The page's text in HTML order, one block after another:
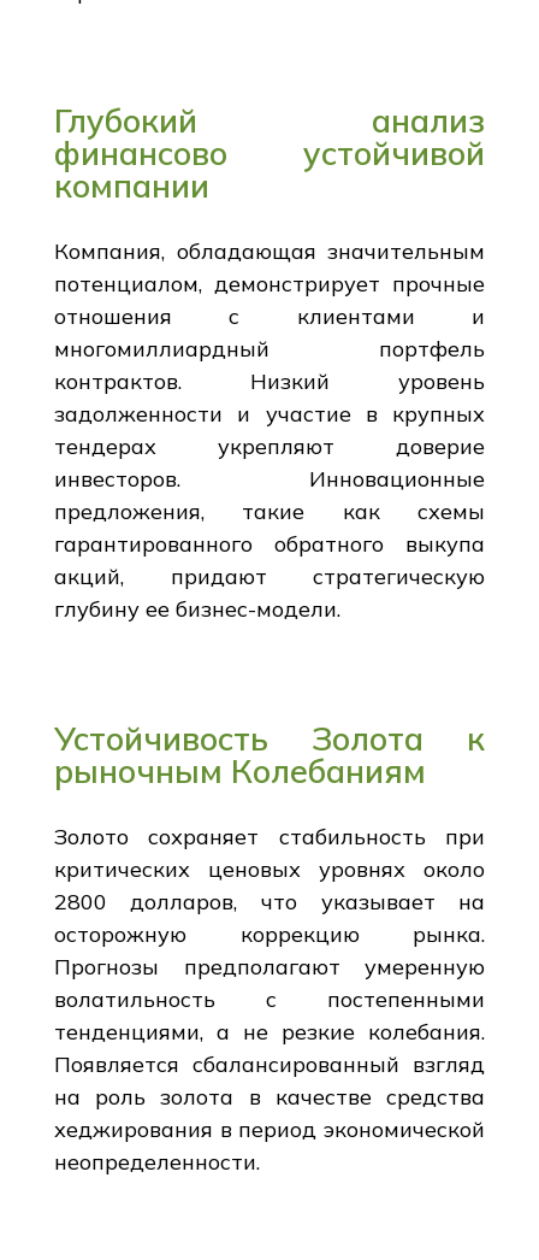
Глубокий анализ
финансово устойчивой
компании
Компания, обладающая значительным
потенциалом, демонстрирует прочные
отношения с клиентами и
многомиллиардный портфель
контрактов. Низкий уровень
задолженности и участие в крупных
тендерах укрепляют доверие
инвесторов. Инновационные
предложения, такие как схемы
гарантированного обратного выкупа
акций, придают стратегическую
глубину ее бизнес-модели.
Устойчивость Золота к
рыночным Колебаниям
Золото сохраняет стабильность при
критических ценовых уровнях около
2800 долларов, что указывает на
осторожную коррекцию рынка.
Прогнозы предполагают умеренную
волатильность с постепенными
тенденциями, а не резкие колебания.
Появляется сбалансированный взгляд
на роль золота в качестве средства
хеджирования в период экономической
неопределенности.